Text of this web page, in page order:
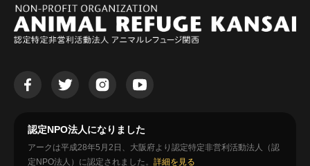
認定NPO法人になりました
アークは平成28年5月2日、大阪府より認定特定非営利活動法人（認
定NPO法人）に認定されました。 詳細を見る